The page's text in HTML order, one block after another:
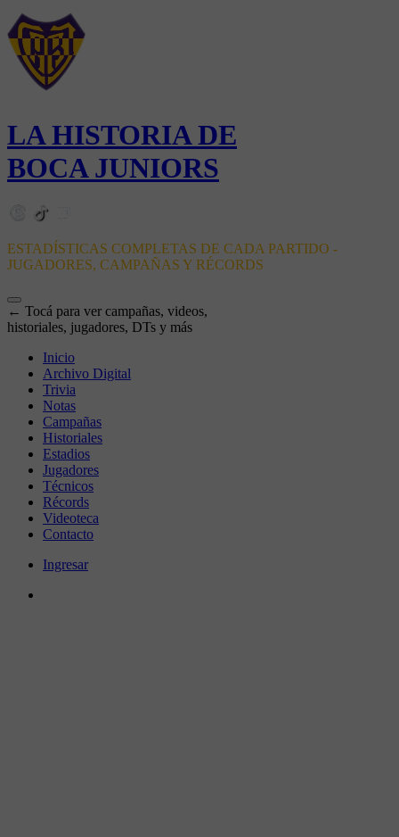
LA HISTORIA DE
BOCA JUNIORS
ESTADÍSTICAS COMPLETAS DE CADA PARTIDO -
JUGADORES, CAMPAÑAS Y RÉCORDS
← Tocá para ver campañas, videos,
historiales, jugadores, DTs y más
Inicio
Archivo Digital
Trivia
Notas
Campañas
Historiales
Estadios
Jugadores
Técnicos
Récords
Videoteca
Contacto
Ingresar